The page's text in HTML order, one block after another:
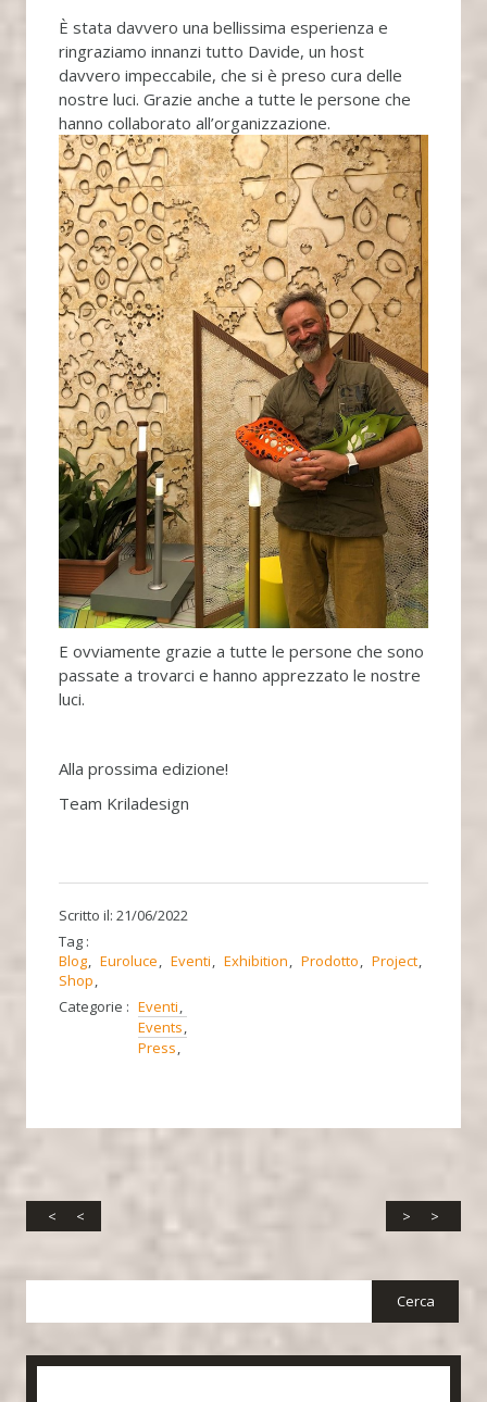
È stata davvero una bellissima esperienza e
ringraziamo innanzi tutto Davide, un host
davvero impeccabile, che si è preso cura delle
nostre luci. Grazie anche a tutte le persone che
hanno collaborato all’organizzazione.
E ovviamente grazie a tutte le persone che sono
passate a trovarci e hanno apprezzato le nostre
luci.
Alla prossima edizione!
Team Kriladesign
Scritto il: 21/06/2022
Tag :
Blog
Euroluce Eventi Exhibition Prodotto
Project
Shop
Categorie : Eventi
Events
Press
< >